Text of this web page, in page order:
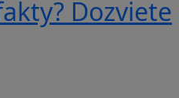
Dozviete